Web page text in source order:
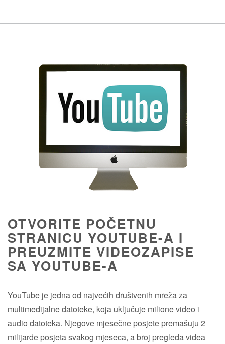
OTVORITE POČETNU
STRANICU YOUTUBE-A I
PREUZMITE VIDEOZAPISE
SA YOUTUBE-A
YouTube je jedna od najvećih društvenih mreža za
multimedijalne datoteke, koja uključuje milione video i
audio datoteka. Njegove mjesečne posjete premašuju 2
milijarde posjeta svakog mjeseca, a broj pregleda videa